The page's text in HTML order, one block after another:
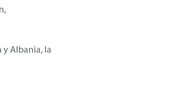
y Albania, la